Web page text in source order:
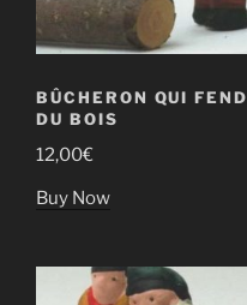
BÛCHERON QUI FEND
DU BOIS
12,00€
Buy Now